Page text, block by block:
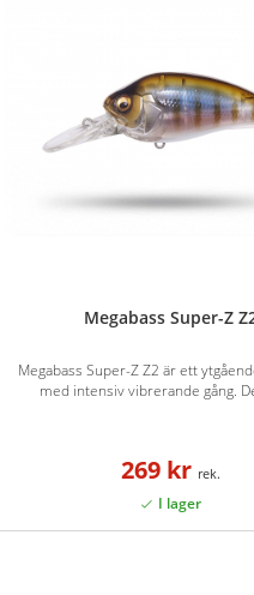
Megabass Super-Z
Megabass Super-Z Z2 är ett
med intensiv vibrerande gång.
269 kr